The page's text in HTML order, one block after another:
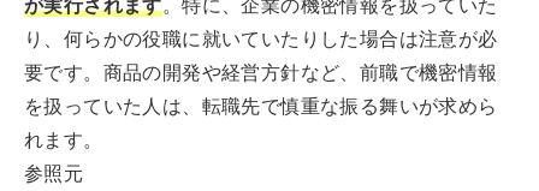
が実行されます。特に、企業の機密情報を扱っていた
り、何らかの役職に就いていたりした場合は注意が必
要です。商品の開発や経営方針など、前職で機密情報
を扱っていた人は、転職先で慎重な振る舞いが求めら
れます。
参照元